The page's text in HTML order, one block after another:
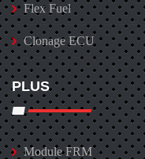
Flex Fuel
Clonage ECU
PLUS
Module FRM